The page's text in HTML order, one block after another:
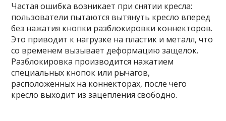
Частая ошибка возникает при снятии кресла:
пользователи пытаются вытянуть кресло вперед
без нажатия кнопки разблокировки коннекторов.
Это приводит к нагрузке на пластик и металл, что
со временем вызывает деформацию защелок.
Разблокировка производится нажатием
специальных кнопок или рычагов,
расположенных на коннекторах, после чего
кресло выходит из зацепления свободно.